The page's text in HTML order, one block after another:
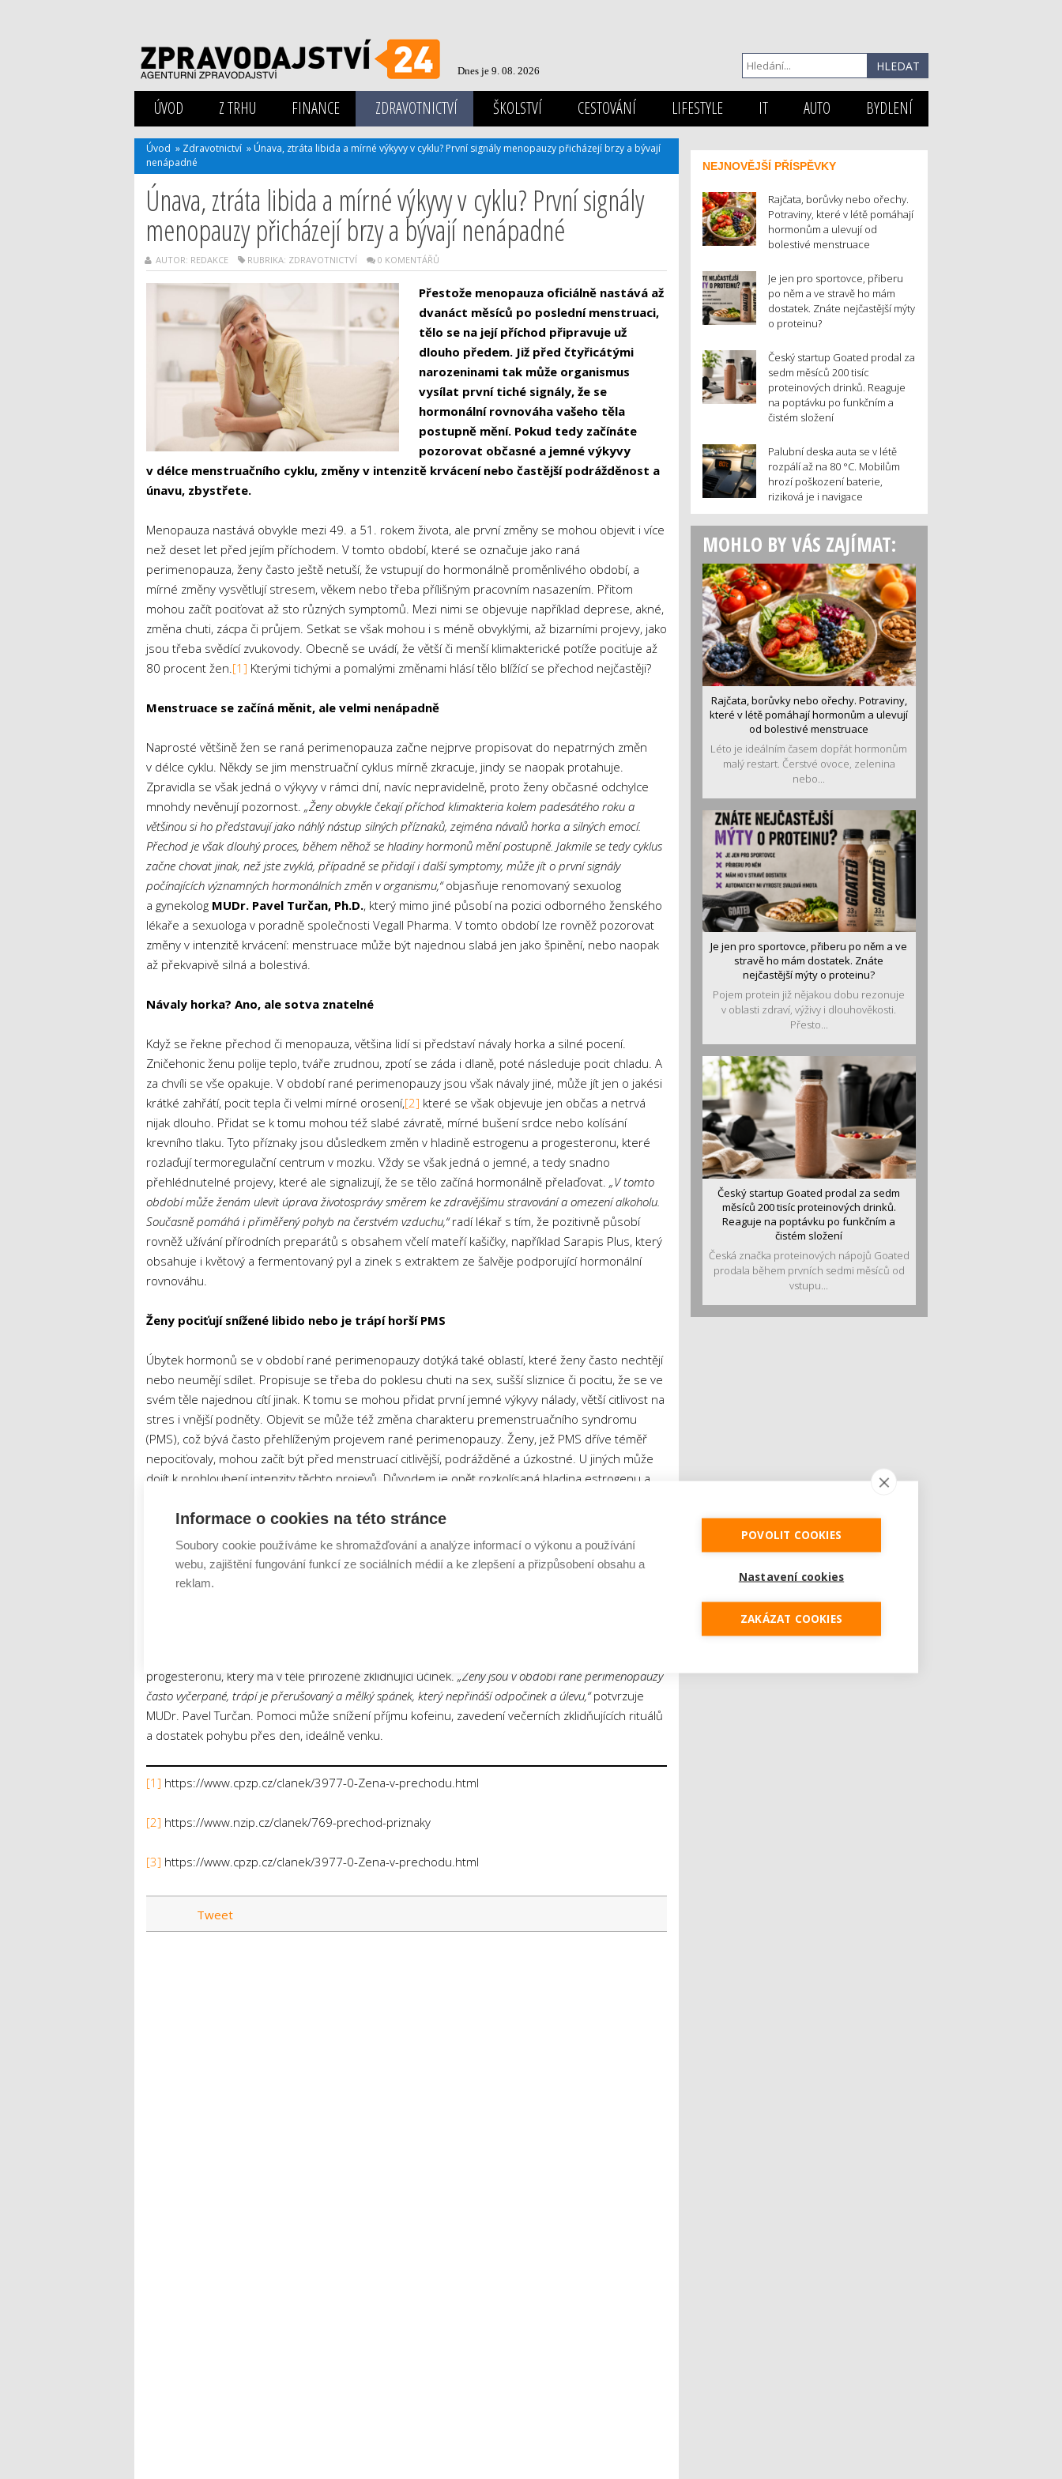
Dnes je 9. 08. 2026
ÚVOD Z TRHU FINANCE ZDRAVOTNICTVÍ ŠKOLSTVÍ CESTOVÁNÍ LIFESTYLE IT AUTO BYDLENÍ
Úvod » Zdravotnictví » Únava, ztráta libida a mírné výkyvy v cyklu? První signály menopauzy přicházejí brzy a bývají
nenápadné
Únava, ztráta libida a mírné výkyvy v cyklu? První signály
menopauzy přicházejí brzy a bývají nenápadné
AUTOR: REDAKCE RUBRIKA: ZDRAVOTNICTVÍ 0 KOMENTÁŘŮ
Přestože menopauza oficiálně nastává až
dvanáct měsíců po poslední menstruaci,
tělo se na její příchod připravuje už
dlouho předem. Již před čtyřicátými
narozeninami tak může organismus
vysílat první tiché signály, že se
hormonální rovnováha vašeho těla
postupně mění. Pokud tedy začínáte
pozorovat občasné a jemné výkyvy
v délce menstruačního cyklu, změny v intenzitě krvácení nebo častější podrážděnost a
únavu, zbystřete.
Menopauza nastává obvykle mezi 49. a 51. rokem života, ale první změny se mohou objevit i více
než deset let před jejím příchodem. V tomto období, které se označuje jako raná
perimenopauza, ženy často ještě netuší, že vstupují do hormonálně proměnlivého období, a
mírné změny vysvětlují stresem, věkem nebo třeba přílišným pracovním nasazením. Přitom
mohou začít pociťovat až sto různých symptomů. Mezi nimi se objevuje například deprese, akné,
změna chuti, zácpa či průjem. Setkat se však mohou i s méně obvyklými, až bizarními projevy, jako
jsou třeba svědící zvukovody. Obecně se uvádí, že větší či menší klimakterické potíže pociťuje až
80 procent žen.[1] Kterými tichými a pomalými změnami hlásí tělo blížící se přechod nejčastěji?
Menstruace se začíná měnit, ale velmi nenápadně
Naprosté většině žen se raná perimenopauza začne nejprve propisovat do nepatrných změn
v délce cyklu. Někdy se jim menstruační cyklus mírně zkracuje, jindy se naopak protahuje.
Zpravidla se však jedná o výkyvy v rámci dní, navíc nepravidelně, proto ženy občasné odchylce
mnohdy nevěnují pozornost. „Ženy obvykle čekají příchod klimakteria kolem padesátého roku a
většinou si ho představují jako náhlý nástup silných příznaků, zejména návalů horka a silných emocí.
Přechod je však dlouhý proces, během něhož se hladiny hormonů mění postupně. Jakmile se tedy cyklus
začne chovat jinak, než jste zvyklá, případně se přidají i další symptomy, může jít o první signály
počínajících významných hormonálních změn v organismu,“objasňuje renomovaný sexuolog
a gynekolog MUDr. Pavel Turčan, Ph.D., který mimo jiné působí na pozici odborného ženského
lékaře a sexuologa v poradně společnosti Vegall Pharma. V tomto období lze rovněž pozorovat
změny v intenzitě krvácení: menstruace může být najednou slabá jen jako špinění, nebo naopak
až překvapivě silná a bolestivá.
Návaly horka? Ano, ale sotva znatelné
Když se řekne přechod či menopauza, většina lidí si představí návaly horka a silné pocení.
Zničehonic ženu polije teplo, tváře zrudnou, zpotí se záda i dlaně, poté následuje pocit chladu. A
za chvíli se vše opakuje. V období rané perimenopauzy jsou však návaly jiné, může jít jen o jakési
krátké zahřátí, pocit tepla či velmi mírné orosení,[2] které se však objevuje jen občas a netrvá
nijak dlouho. Přidat se k tomu mohou též slabé závratě, mírné bušení srdce nebo kolísání
krevního tlaku. Tyto příznaky jsou důsledkem změn v hladině estrogenu a progesteronu, které
rozlaďují termoregulační centrum v mozku. Vždy se však jedná o jemné, a tedy snadno
přehlédnutelné projevy, které ale signalizují, že se tělo začíná hormonálně přelaďovat. „V tomto
období může ženám ulevit úprava životosprávy směrem ke zdravějšímu stravování a omezení alkoholu.
Současně pomáhá i přiměřený pohyb na čerstvém vzduchu,“radí lékař s tím, že pozitivně působí
rovněž užívání přírodních preparátů s obsahem včelí mateří kašičky, například Sarapis Plus, který
obsahuje i květový a fermentovaný pyl a zinek s extraktem ze šalvěje podporující hormonální
rovnováhu.
Ženy pociťují snížené libido nebo je trápí horší PMS
Úbytek hormonů se v období rané perimenopauzy dotýká také oblastí, které ženy často nechtějí
nebo neumějí sdílet. Propisuje se třeba do poklesu chuti na sex, sušší sliznice či pocitu, že se ve
svém těle najednou cítí jinak. K tomu se mohou přidat první jemné výkyvy nálady, větší citlivost na
stres i vnější podněty. Objevit se může též změna charakteru premenstruačního syndromu
(PMS), což bývá často přehlíženým projevem rané perimenopauzy. Ženy, jež PMS dříve téměř
nepociťovaly, mohou začít být před menstruací citlivější, podrážděné a úzkostné. U jiných může
dojít k prohloubení intenzity těchto projevů. Důvodem je opět rozkolísaná hladina estrogenu a
Spánek začíná být mělký, přerušovaný a málo vydatný
Usínání trvá déle, v noci se budíte bez zjevné příčiny a ráno se cítíte rozlámaná, i když jste na
progesteronu, který má v těle přirozeně zklidňující účinek. „Ženy jsou v období rané perimenopauzy
často vyčerpané, trápí je přerušovaný a mělký spánek, který nepřináší odpočinek a úlevu,“potvrzuje
MUDr. Pavel Turčan. Pomoci může snížení příjmu kofeinu, zavedení večerních zklidňujících rituálů
a dostatek pohybu přes den, ideálně venku.
[1] https://www.cpzp.cz/clanek/3977-0-Zena-v-prechodu.html
[2] https://www.nzip.cz/clanek/769-prechod-priznaky
[3] https://www.cpzp.cz/clanek/3977-0-Zena-v-prechodu.html
Tweet
NEJNOVĚJŠÍ PŘÍSPĚVKY
Rajčata, borůvky nebo ořechy.
Potraviny, které v létě pomáhají
hormonům a ulevují od
bolestivé menstruace
Je jen pro sportovce, přiberu
po něm a ve stravě ho mám
dostatek. Znáte nejčastější mýty
o proteinu?
Český startup Goated prodal za
sedm měsíců 200 tisíc
proteinových drinků. Reaguje
na poptávku po funkčním a
čistém složení
Palubní deska auta se v létě
rozpálí až na 80 °C. Mobilům
hrozí poškození baterie,
riziková je i navigace
MOHLO BY VÁS ZAJÍMAT:
Rajčata, borůvky nebo ořechy. Potraviny,
které v létě pomáhají hormonům a ulevují
od bolestivé menstruace
Léto je ideálním časem dopřát hormonům
malý restart. Čerstvé ovoce, zelenina
nebo...
Je jen pro sportovce, přiberu po něm a ve
stravě ho mám dostatek. Znáte
nejčastější mýty o proteinu?
Pojem protein již nějakou dobu rezonuje
v oblasti zdraví, výživy i dlouhověkosti.
Přesto...
Český startup Goated prodal za sedm
měsíců 200 tisíc proteinových drinků.
Reaguje na poptávku po funkčním a
čistém složení
Česká značka proteinových nápojů Goated
prodala během prvních sedmi měsíců od
vstupu...
Informace o cookies na této stránce
Soubory cookie používáme ke shromažďování a analýze informací o výkonu a používání
webu, zajištění fungování funkcí ze sociálních médií a ke zlepšení a přizpůsobení obsahu a
reklam.
POVOLIT COOKIES
Nastavení cookies
ZAKÁZAT COOKIES